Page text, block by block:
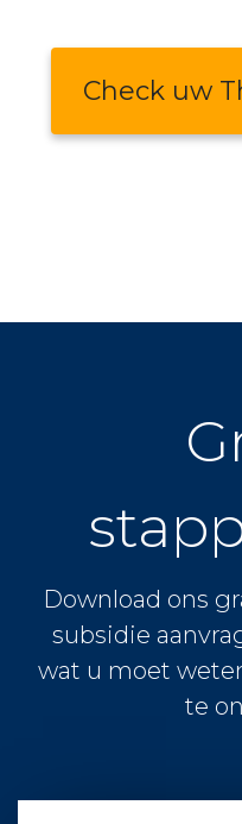
Check uw
Download ons
subsidie
wat u moet
te